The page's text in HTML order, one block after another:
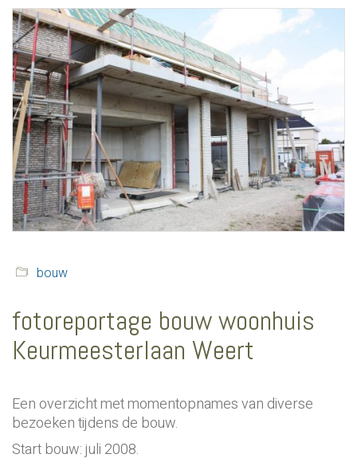
bouw
fotoreportage bouw woonhuis
Keurmeesterlaan Weert
Een overzicht met momentopnames van diverse
bezoeken tijdens de bouw.
Start bouw: juli 2008.